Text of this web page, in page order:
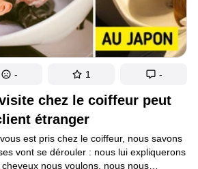
chez le coiffeur peut
étranger
est pris chez le coiffeur, nous savons
vont se dérouler : nous lui expliquerons
nous voulons, nous nous
- 1 -